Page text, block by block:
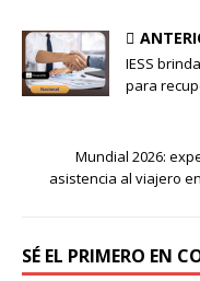
IESS
para
Mundial 2026:
asistencia al viajero
SÉ EL PRIMERO EN